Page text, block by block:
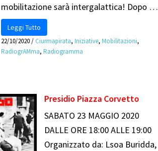
mobilitazione sarà intergalattica! Dopo …
Leggi Tutto
22/10/2020/ Ciurmapirata,Iniziative,Mobilitazioni,
RadiogrAMma,Radiogramma
Presidio Piazza Corvetto
SABATO 23 MAGGIO 2020
DALLE ORE 18:00 ALLE 19:00
Organizzato da: Lsoa Buridda,